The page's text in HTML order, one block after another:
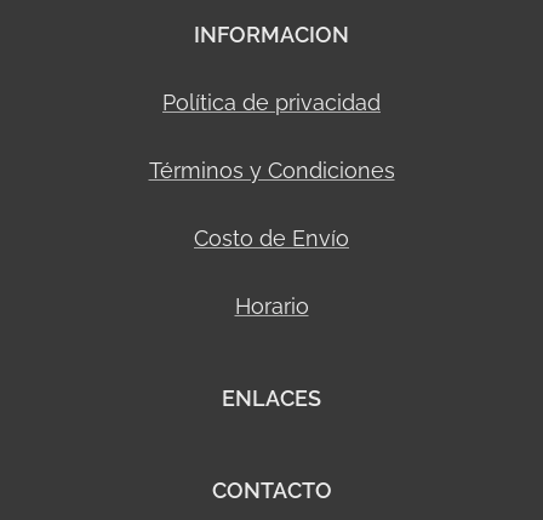
INFORMACION
Política de privacidad
Términos y Condiciones
Costo de Envío
Horario
ENLACES
CONTACTO